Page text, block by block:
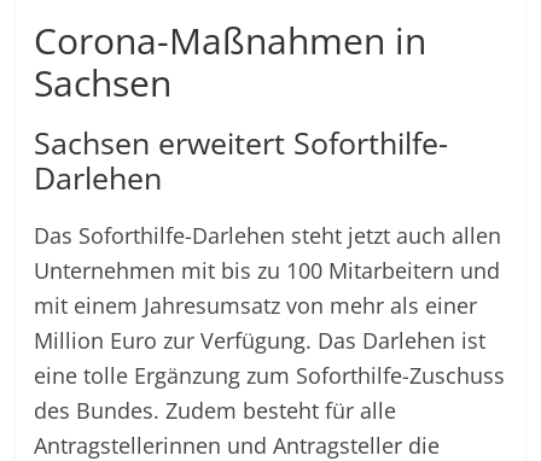
Corona-Maßnahmen in
Sachsen
Sachsen erweitert Soforthilfe-
Darlehen
Das Soforthilfe-Darlehen steht jetzt auch allen
Unternehmen mit bis zu 100 Mitarbeitern und
mit einem Jahresumsatz von mehr als einer
Million Euro zur Verfügung. Das Darlehen ist
eine tolle Ergänzung zum Soforthilfe-Zuschuss
des Bundes. Zudem besteht für alle
Antragstellerinnen und Antragsteller die